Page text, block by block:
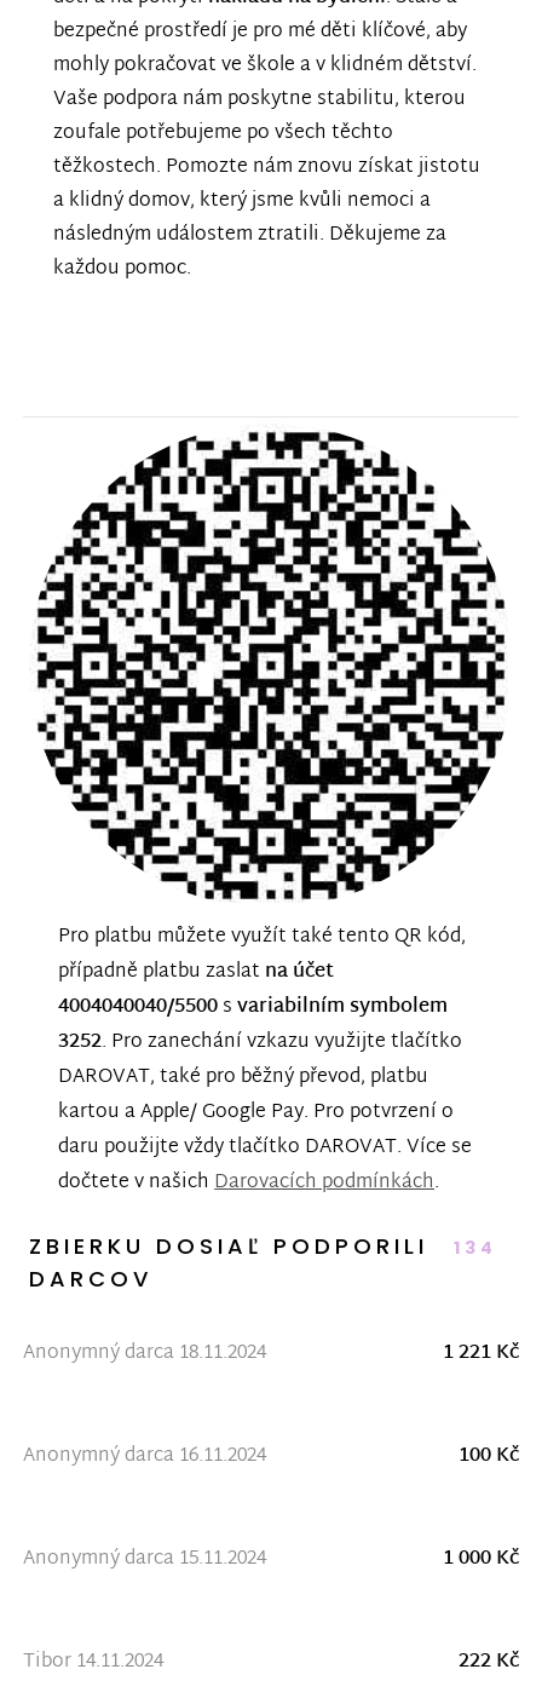
bezpečné prostředí je pro mé děti klíčové, aby
mohly pokračovat ve škole a v klidném dětství.
Vaše podpora nám poskytne stabilitu, kterou
zoufale potřebujeme po všech těchto
těžkostech. Pomozte nám znovu získat jistotu
a klidný domov, který jsme kvůli nemoci a
následným událostem ztratili. Děkujeme za
každou pomoc.
Pro platbu můžete využít také tento QR kód,
případně platbu zaslat na účet
4004040040/5500svariabilním symbolem
3252. Pro zanechání vzkazu využijte tlačítko
DAROVAT, také pro běžný převod, platbu
kartou a Apple/ Google Pay. Pro potvrzení o
daru použijte vždy tlačítko DAROVAT. Více se
dočtete v našichDarovacích podmínkách.
ZBIERKU DOSIAĽ PODPORILI 134
DARCOV
Anonymný darca 18.11.2024 1 221 Kč
Anonymný darca 16.11.2024 100 Kč
Anonymný darca 15.11.2024 1 000 Kč
Tibor 14.11.2024
222 Kč